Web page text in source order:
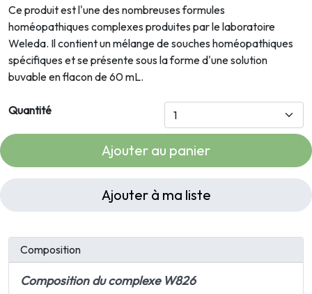
Ce produit est l'une des nombreuses formules
homéopathiques complexes produites par le laboratoire
Weleda. Il contient un mélange de souches homéopathiques
spécifiques et se présente sous la forme d'une solution
buvable en flacon de 60 mL.
Quantité
Ajouter au panier
Ajouter à ma liste
Composition
Composition du complexe W826